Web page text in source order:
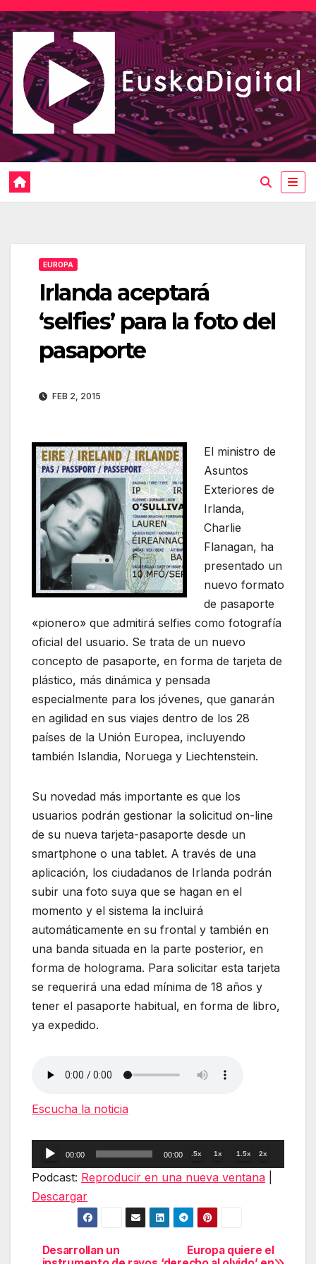
Saltar
al
contenido
EUROPA
Irlanda aceptará
‘selfies’ para la foto del
pasaporte
FEB 2, 2015
El ministro de
Asuntos
Exteriores de
Irlanda,
Charlie
Flanagan, ha
presentado un
nuevo formato
de pasaporte
«pionero» que admitirá selfies como fotografía
oficial del usuario. Se trata de un nuevo
concepto de pasaporte, en forma de tarjeta de
plástico, más dinámica y pensada
especialmente para los jóvenes, que ganarán
en agilidad en sus viajes dentro de los 28
países de la Unión Europea, incluyendo
también Islandia, Noruega y Liechtenstein.
Su novedad más importante es que los
usuarios podrán gestionar la solicitud on-line
de su nueva tarjeta-pasaporte desde un
smartphone o una tablet. A través de una
aplicación, los ciudadanos de Irlanda podrán
subir una foto suya que se hagan en el
momento y el sistema la incluirá
automáticamente en su frontal y también en
una banda situada en la parte posterior, en
forma de holograma. Para solicitar esta tarjeta
se requerirá una edad mínima de 18 años y
tener el pasaporte habitual, en forma de libro,
ya expedido.
Escucha la noticia
Reproductor
de
00:00 00:00 .5x 1x 1.5x 2x
Podcast: Reproducir en una nueva ventana
Descargar
Navegación
Europa quiere el
Desarrollan un